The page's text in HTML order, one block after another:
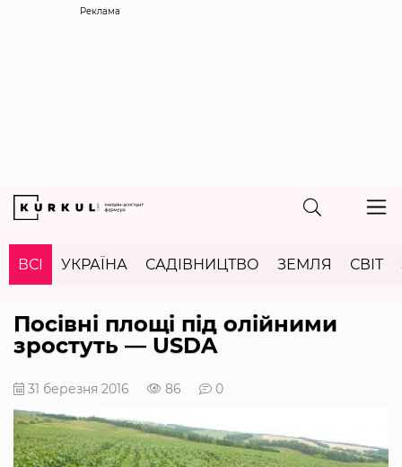
Реклама
ВСІ УКРАЇНА САДІВНИЦТВО ЗЕМЛЯ СВІТ
Посівні площі під олійними
зростуть — USDA
31 березня 2016 86 0